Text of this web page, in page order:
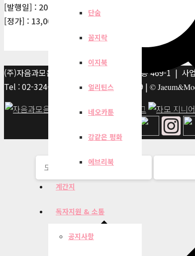
단숨
꼼지락
이지북
얼리틴스
네오카툰
강같은 평화
에브리북
계간지
독자지원 & 소통
공지사항
[발행일] : 2023-04-17
[정가] : 13,000원
(주)자음과모음 | 10881 경기 파주시 서패동 469-1 | 사
Tel : 02-324-2347 | Fax : 02-6959-8459 | ©